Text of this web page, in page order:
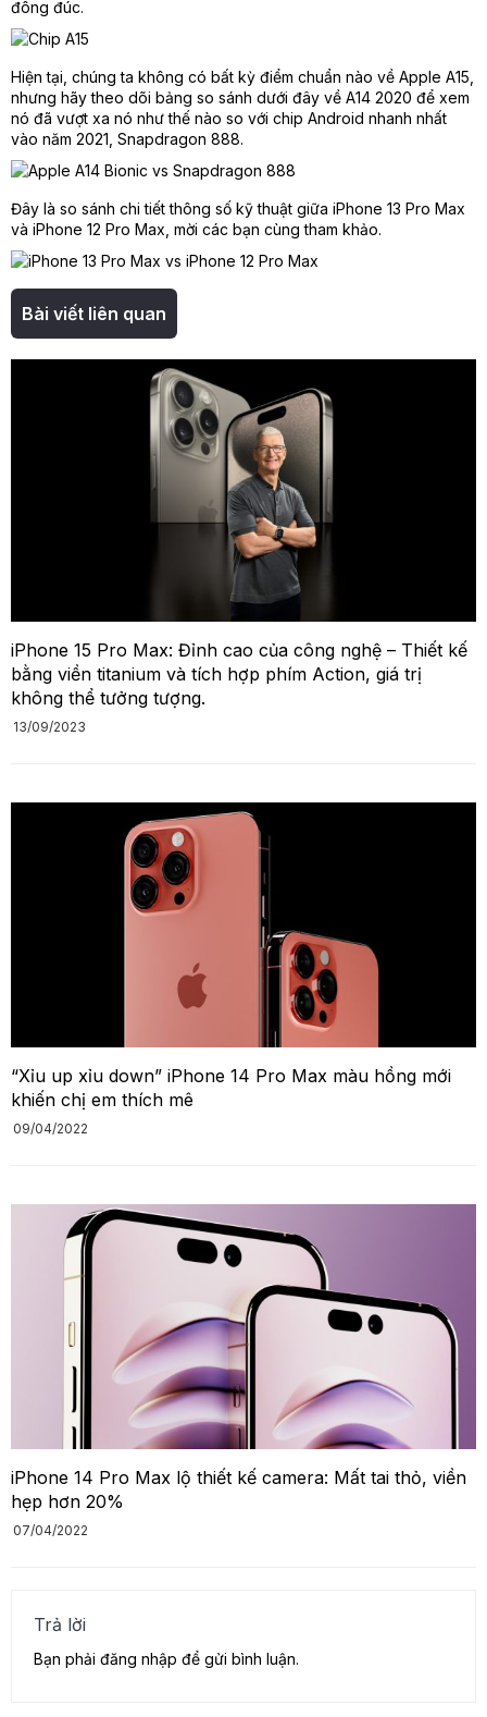
đông đúc.
Hiện tại, chúng ta không có bất kỳ điểm chuẩn nào về Apple A15,
nhưng hãy theo dõi bảng so sánh dưới đây về A14 2020 để xem
nó đã vượt xa nó như thế nào so với chip Android nhanh nhất
vào năm 2021, Snapdragon 888.
Đây là so sánh chi tiết thông số kỹ thuật giữa iPhone 13 Pro Max
và iPhone 12 Pro Max, mời các bạn cùng tham khảo.
Bài viết liên quan
iPhone 15 Pro Max: Đỉnh cao của công nghệ – Thiết kế
bằng viền titanium và tích hợp phím Action, giá trị
không thể tưởng tượng.
13/09/2023
“Xỉu up xỉu down” iPhone 14 Pro Max màu hồng mới
khiến chị em thích mê
09/04/2022
iPhone 14 Pro Max lộ thiết kế camera: Mất tai thỏ, viền
hẹp hơn 20%
07/04/2022
Trả lời
Bạn phải đăng nhập để gửi bình luận.